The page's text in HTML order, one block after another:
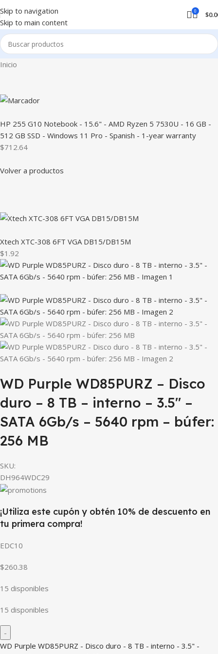
Skip to navigation
Skip to main content
0 $
Inicio
HP 255 G10 Notebook - 15.6" - AMD Ryzen 5 7530U - 16 GB -
512 GB SSD - Windows 11 Pro - Spanish - 1-year warranty
$712.64
Volver a productos
Xtech XTC-308 6FT VGA DB15/DB15M
$1.92
WD Purple WD85PURZ – Disco
duro – 8 TB – interno – 3.5″ –
SATA 6Gb/s – 5640 rpm – búfer:
256 MB
SKU:
DH964WDC29
¡Utiliza este cupón y obtén 10% de descuento en
tu primera compra!
EDC10
$260.38
15 disponibles
15 disponibles
WD Purple WD85PURZ - Disco duro - 8 TB - interno - 3.5" -